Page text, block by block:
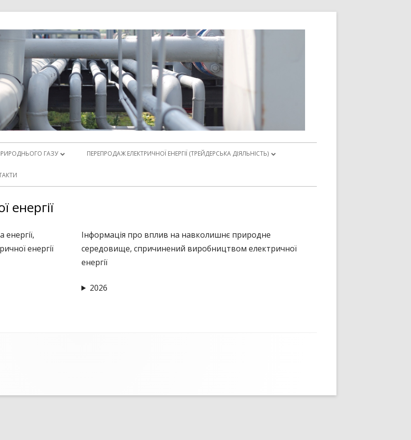
ГАЗУ ПЕРЕПРОДАЖ ЕЛЕКТРИЧНОЇ ЕНЕРГІЇ (ТРЕЙДЕРСЬКА ДІЯЛЬНІСТЬ)
ЕНЕРГІЇ
енергії
енергії
Інформація про вплив на навколишнє природне
середовище, спричинений виробництвом електричної
енергії
2026